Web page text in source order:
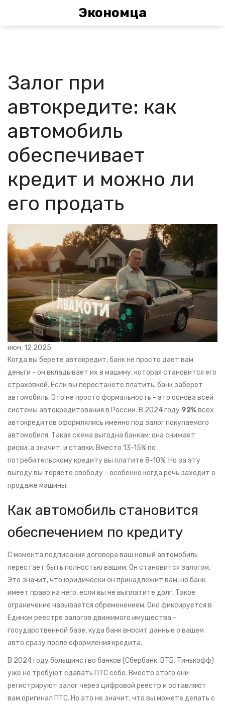
Экономца
Залог при
автокредите: как
автомобиль
обеспечивает
кредит и можно ли
его продать
июн, 12 2025
Когда вы берете автокредит, банк не просто дает вам
деньги - он вкладывает их в машину, которая становится его
страховкой. Если вы перестанете платить, банк заберет
автомобиль. Это не просто формальность - это основа всей
системы автокредитования в России. В 2024 году 92%всех
автокредитов оформлялись именно под залог покупаемого
автомобиля. Такая схема выгодна банкам: она снижает
риски, а значит, и ставки. Вместо 13-15% по
потребительскому кредиту вы платите 8-10%. Но за эту
выгоду вы теряете свободу - особенно когда речь заходит о
продаже машины.
Как автомобиль становится
обеспечением по кредиту
С момента подписания договора ваш новый автомобиль
перестает быть полностью вашим. Он становится залогом.
Это значит, что юридически он принадлежит вам, но банк
имеет право на него, если вы не выплатите долг. Такое
ограничение называется обременением. Оно фиксируется в
Едином реестре залогов движимого имущества -
государственной базе, куда банк вносит данные о вашем
авто сразу после оформления кредита.
В 2024 году большинство банков (Сбербанк, ВТБ, Тинькофф)
уже не требуют сдавать ПТС себе. Вместо этого они
регистрируют залог через цифровой реестр и оставляют
вам оригинал ПТС. Но это не значит, что вы можете делать с